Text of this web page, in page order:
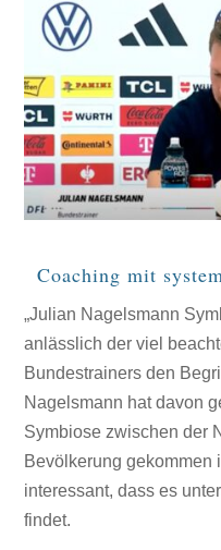
Coaching mit
„Julian Nagelsmann
anlässlich der viel
Bundestrainers den
Nagelsmann hat davon
Symbiose zwischen der
Bevölkerung gekommen
interessant, dass es
findet.